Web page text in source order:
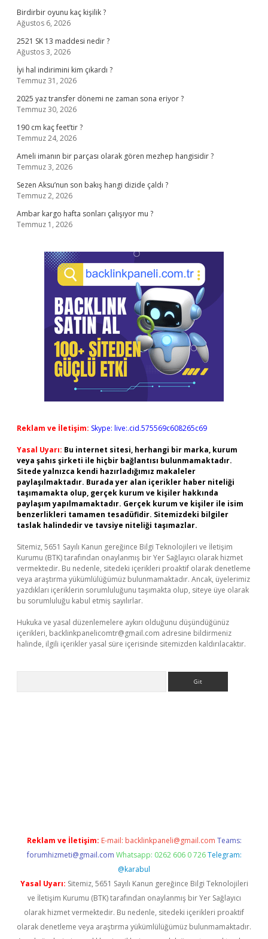
Birdirbir oyunu kaç kişilik ?
Ağustos 6, 2026
2521 SK 13 maddesi nedir ?
Ağustos 3, 2026
İyi hal indirimini kim çıkardı ?
Temmuz 31, 2026
2025 yaz transfer dönemi ne zaman sona eriyor ?
Temmuz 30, 2026
190 cm kaç feet’tir ?
Temmuz 24, 2026
Ameli imanın bir parçası olarak gören mezhep hangisidir ?
Temmuz 3, 2026
Sezen Aksu’nun son bakış hangi dizide çaldı ?
Temmuz 2, 2026
Ambar kargo hafta sonları çalışıyor mu ?
Temmuz 1, 2026
Reklam ve İletişim: Skype: live:.cid.575569c608265c69
Yasal Uyarı: Bu internet sitesi, herhangi bir marka, kurum
veya şahıs şirketi ile hiçbir bağlantısı bulunmamaktadır.
Sitede yalnızca kendi hazırladığımız makaleler
paylaşılmaktadır. Burada yer alan içerikler haber niteliği
taşımamakta olup, gerçek kurum ve kişiler hakkında
paylaşım yapılmamaktadır. Gerçek kurum ve kişiler ile isim
benzerlikleri tamamen tesadüfidir. Sitemizdeki bilgiler
taslak halindedir ve tavsiye niteliği taşımazlar.
Sitemiz, 5651 Sayılı Kanun gereğince Bilgi Teknolojileri ve İletişim
Kurumu (BTK) tarafından onaylanmış bir Yer Sağlayıcı olarak hizmet
vermektedir. Bu nedenle, sitedeki içerikleri proaktif olarak denetleme
veya araştırma yükümlülüğümüz bulunmamaktadır. Ancak, üyelerimiz
yazdıkları içeriklerin sorumluluğunu taşımakta olup, siteye üye olarak
bu sorumluluğu kabul etmiş sayılırlar.
Hukuka ve yasal düzenlemelere aykırı olduğunu düşündüğünüz
içerikleri, backlinkpanelicomtr@gmail.com adresine bildirmeniz
halinde, ilgili içerikler yasal süre içerisinde sitemizden kaldırılacaktır.
Reklam ve İletişim: E-mail: backlinkpaneli@gmail.com Teams:
forumhizmeti@gmail.com Whatsapp: 0262 606 0 726 Telegram:
@karabul
Yasal Uyarı: Sitemiz, 5651 Sayılı Kanun gereğince Bilgi Teknolojileri
ve İletişim Kurumu (BTK) tarafından onaylanmış bir Yer Sağlayıcı
olarak hizmet vermektedir. Bu nedenle, sitedeki içerikleri proaktif
olarak denetleme veya araştırma yükümlülüğümüz bulunmamaktadır.